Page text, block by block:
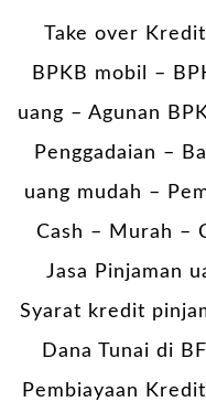
Take over
BPKB mobil –
uang – Agunan
Penggadaian –
uang mudah –
Cash – Murah –
Jasa Pinjaman
Syarat kredit
Dana Tunai di
Pembiayaan